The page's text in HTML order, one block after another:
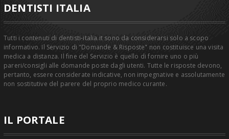
DENTISTI ITALIA
Tutti i contenuti di dentisti-italia.it sono da considerarsi solo a scopo
informativo. Il Servizio di "Domande & Risposte" non costituisce una visita
medica a distanza. Il fine del Servizio è quello di fornire uno o più
pareri/consigli alle domande poste dagli utenti. Tutte le risposte devono,
pertanto, essere considerate indicative, non impegnative e assolutamente
non sostitutive del parere del proprio medico curante.
IL PORTALE